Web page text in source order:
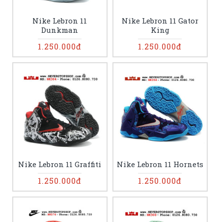
Nike Lebron 11
Dunkman
1.250.000đ
Nike Lebron 11 Gator
King
1.250.000đ
Nike Lebron 11 Graffiti
1.250.000đ
Nike Lebron 11 Hornets
1.250.000đ